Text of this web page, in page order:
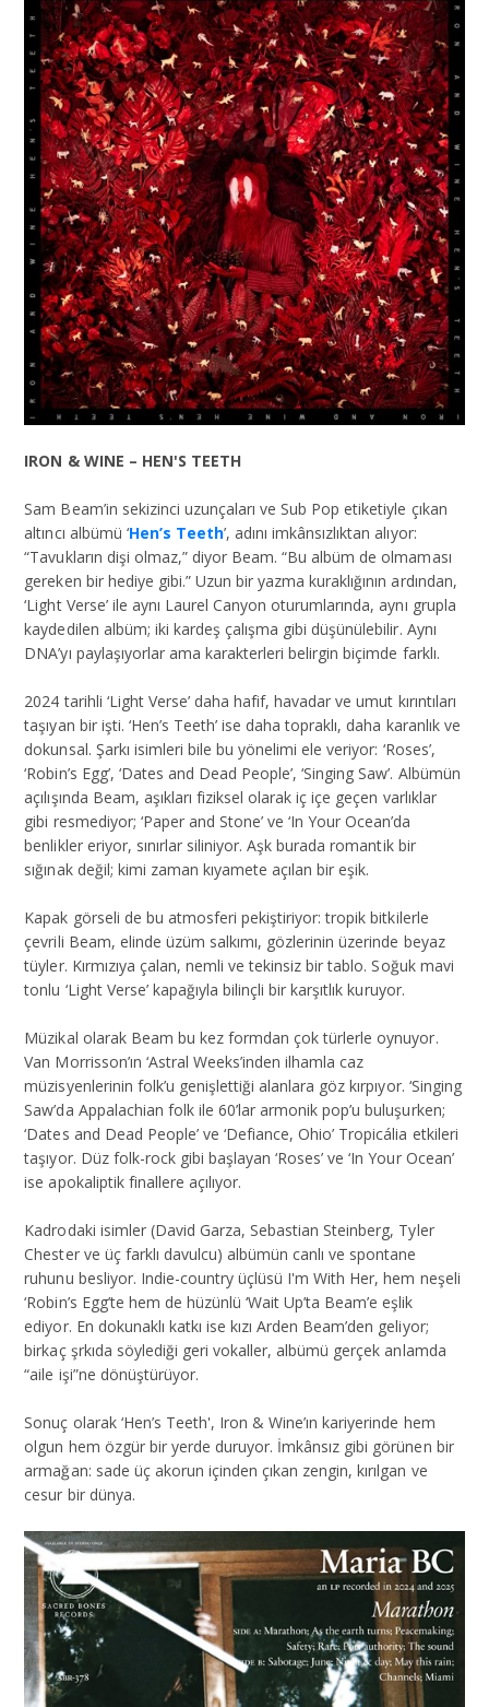
IRON & WINE – HEN'S TEETH
Sam Beam’in sekizinci uzunçaları ve Sub Pop etiketiyle çıkan
altıncı albümü ‘Hen’s Teeth’, adını imkânsızlıktan alıyor:
“Tavukların dişi olmaz,” diyor Beam. “Bu albüm de olmaması
gereken bir hediye gibi.” Uzun bir yazma kuraklığının ardından,
‘Light Verse’ ile aynı Laurel Canyon oturumlarında, aynı grupla
kaydedilen albüm; iki kardeş çalışma gibi düşünülebilir. Aynı
DNA’yı paylaşıyorlar ama karakterleri belirgin biçimde farklı.
2024 tarihli ‘Light Verse’ daha hafif, havadar ve umut kırıntıları
taşıyan bir işti. ‘Hen’s Teeth’ ise daha topraklı, daha karanlık ve
dokunsal. Şarkı isimleri bile bu yönelimi ele veriyor: ‘Roses’,
‘Robin’s Egg’, ‘Dates and Dead People’, ‘Singing Saw’. Albümün
açılışında Beam, aşıkları fiziksel olarak iç içe geçen varlıklar
gibi resmediyor; ‘Paper and Stone’ ve ‘In Your Ocean’da
benlikler eriyor, sınırlar siliniyor. Aşk burada romantik bir
sığınak değil; kimi zaman kıyamete açılan bir eşik.
Kapak görseli de bu atmosferi pekiştiriyor: tropik bitkilerle
çevrili Beam, elinde üzüm salkımı, gözlerinin üzerinde beyaz
tüyler. Kırmızıya çalan, nemli ve tekinsiz bir tablo. Soğuk mavi
tonlu ‘Light Verse’ kapağıyla bilinçli bir karşıtlık kuruyor.
Müzikal olarak Beam bu kez formdan çok türlerle oynuyor.
Van Morrisson’ın ‘Astral Weeks’inden ilhamla caz
müzisyenlerinin folk’u genişlettiği alanlara göz kırpıyor. ‘Singing
Saw’da Appalachian folk ile 60’lar armonik pop’u buluşurken;
‘Dates and Dead People’ ve ‘Defiance, Ohio’ Tropicália etkileri
taşıyor. Düz folk-rock gibi başlayan ‘Roses’ ve ‘In Your Ocean’
ise apokaliptik finallere açılıyor.
Kadrodaki isimler (David Garza, Sebastian Steinberg, Tyler
Chester ve üç farklı davulcu) albümün canlı ve spontane
ruhunu besliyor. Indie-country üçlüsü I'm With Her, hem neşeli
‘Robin’s Egg’te hem de hüzünlü ‘Wait Up’ta Beam’e eşlik
ediyor. En dokunaklı katkı ise kızı Arden Beam’den geliyor;
birkaç şrkıda söylediği geri vokaller, albümü gerçek anlamda
“aile işi”ne dönüştürüyor.
Sonuç olarak ‘Hen’s Teeth', Iron & Wine’ın kariyerinde hem
olgun hem özgür bir yerde duruyor. İmkânsız gibi görünen bir
armağan: sade üç akorun içinden çıkan zengin, kırılgan ve
cesur bir dünya.